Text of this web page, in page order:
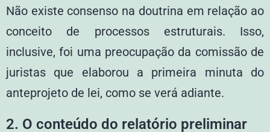
Não existe consenso na doutrina em relação ao
conceito de processos estruturais. Isso,
inclusive, foi uma preocupação da comissão de
juristas que elaborou a primeira minuta do
anteprojeto de lei, como se verá adiante.
2. O conteúdo do relatório preliminar